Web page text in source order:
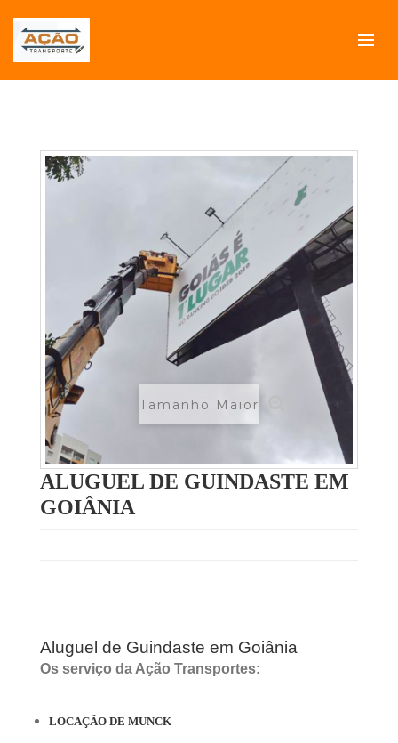
Tamanho Maior
ALUGUEL DE GUINDASTE EM
GOIÂNIA
Aluguel de Guindaste em Goiânia
Os serviço da Ação Transportes:
LOCAÇÃO DE MUNCK